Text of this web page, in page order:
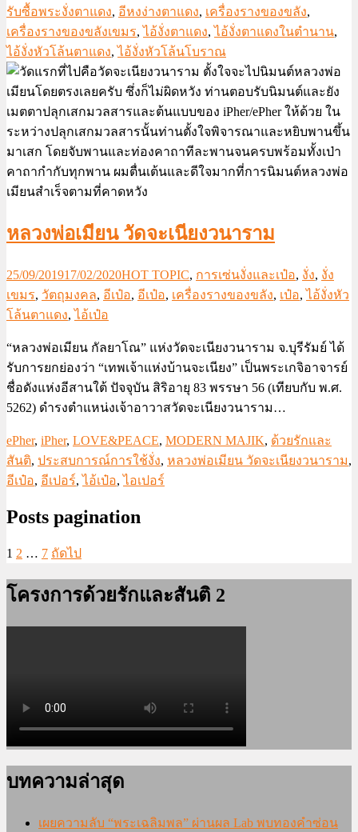
รับซื้อพระงั่งตาแดง, อีหงง่างตาแดง, เครื่องรางของขลัง,
เครื่องรางของขลังเขมร,ไอ้งั่งตาแดง,ไอ้งั่งตาแดงในตำนาน,
ไอ้งั่งหัวโล้นตาแดง,ไอ้งั่งหัวโล้นโบราณ
หลวงพ่อเมียน วัดจะเนียงวนาราม
25/09/201917/02/2020HOT TOPIC, การเซ่นงั่งและเป๋อ, งั่ง, งั่ง
เขมร, วัตถุมงคล, อีเป๋อ, อีเป๋อ, เครื่องรางของขลัง, เป๋อ,ไอ้งั่งหัว
โล้นตาแดง,ไอ้เป๋อ
“หลวงพ่อเมียน กัลยาโณ” แห่งวัดจะเนียงวนาราม จ.บุรีรัมย์ ได้
รับการยกย่องว่า “เทพเจ้าแห่งบ้านจะเนียง” เป็นพระเกจิอาจารย์
ชื่อดังแห่งอีสานใต้ ปัจจุบัน สิริอายุ 83 พรรษา 56 (เทียบกับ พ.ศ.
5262) ดำรงตำแหน่งเจ้าอาวาสวัดจะเนียงวนาราม…
ePher, iPher, LOVE&PEACE, MODERN MAJIK, ด้วยรักและ
สันติ, ประสบการณ์การใช้งั่ง, หลวงพ่อเมียน วัดจะเนียงวนาราม,
อีเป๋อ, อีเปอร์,ไอ้เป๋อ,ไอเปอร์
Posts pagination
1 2 … 7 ถัดไป
โครงการด้วยรักและสันติ 2
บทความล่าสุด
เผยความลับ “พระเฉลิมพล” ผ่านผล Lab พบทองคำซ่อน